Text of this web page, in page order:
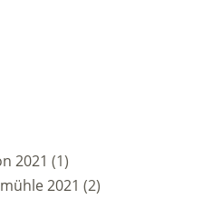
2021 (1)
2021 (2)